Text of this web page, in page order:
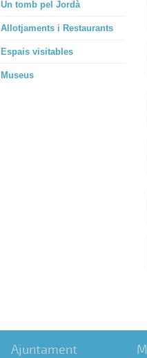
Un tomb pel Jordà
Allotjaments i Restaurants
Espais visitables
Museus
Ajuntament